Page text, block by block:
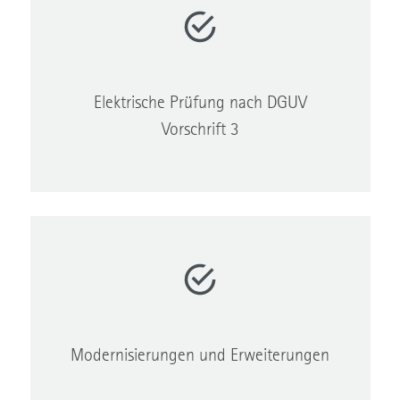
Elektrische Prüfung nach DGUV
Vorschrift 3
Modernisierungen und Erweiterungen